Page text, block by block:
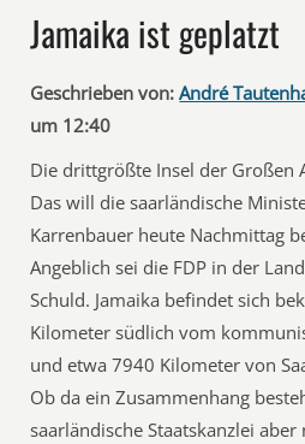
Jamaika ist geplatzt
Geschrieben von: André
um 12:40
Die drittgrößte Insel der Großen
Das will die saarländische
Karrenbauer heute Nachmittag
Angeblich sei die FDP in der
Schuld. Jamaika befindet sich
Kilometer südlich vom
und etwa 7940 Kilometer von
Ob da ein Zusammenhang
saarländische Staatskanzlei